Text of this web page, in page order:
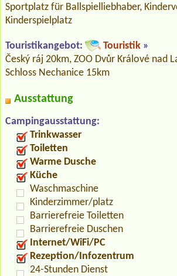
Sportplatz für Ballspielliebhaber,
Kinderspielplatz
Touristikangebot: Touristik »
Český ráj 20km, ZOO Dvůr Králové nad
Schloss Nechanice 15km
Ausstattung
Campingausstattung:
Trinkwasser
Toiletten
Warme Dusche
Küche
Waschmaschine
Kinderzimmer/platz
Barrierefreie Toiletten
Barrierefreie Duschen
Internet/WiFi/PC
Rezeption/Infozentrum
24-Stunden Dienst